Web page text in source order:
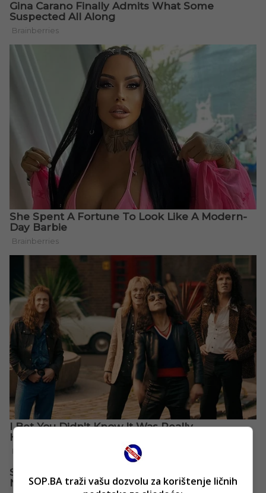
SOP.BA traži vašu dozvolu za korištenje ličnih